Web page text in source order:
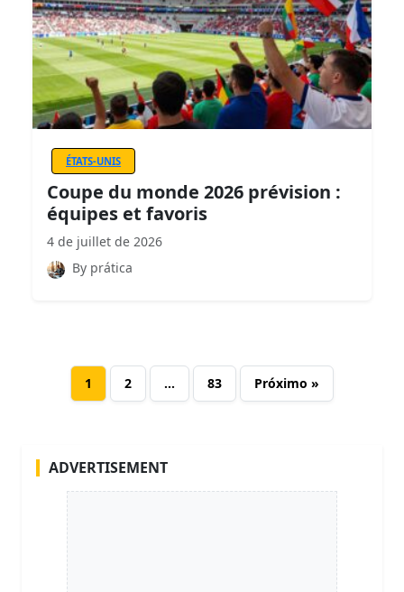
ÉTATS-UNIS
Coupe du monde 2026 prévision :
équipes et favoris
4 de juillet de 2026
By prática
1 2 … 83 Próximo »
ADVERTISEMENT